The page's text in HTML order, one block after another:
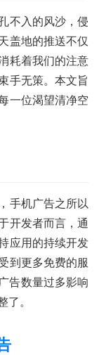
不入的风沙，侵
盖地的推送不仅
耗着我们的注意
手无策。本文旨
一位渴望清净空
手机广告之所以
开发者而言，通
应用的持续开发
到更多免费的服
告数量过多影响
。